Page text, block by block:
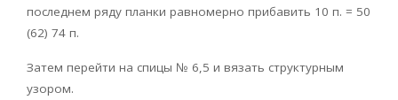
последнем ряду планки равномерно прибавить 10 п. = 50
(62) 74 п.
Затем перейти на спицы № 6,5 и вязать структурным
узором.